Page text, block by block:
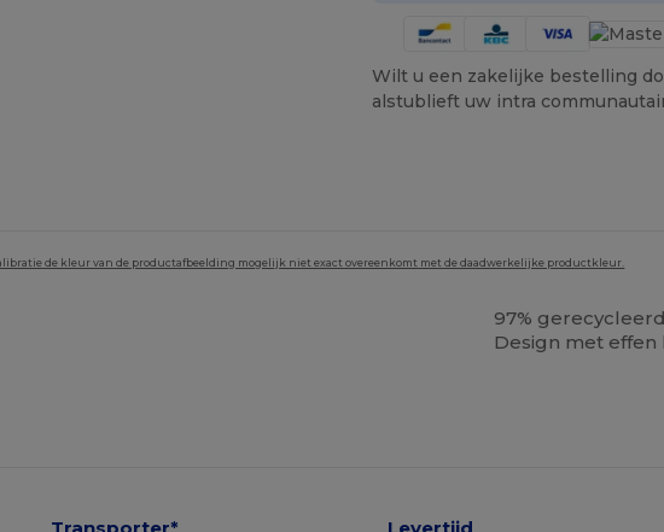
Wilt u een zakelijke bestelling
alstublieft uw intra
de kleur van de productafbeelding mogelijk niet exact overeenkomt met de daadwerkelijke productkleur.
97% gerecycleerd
Design met